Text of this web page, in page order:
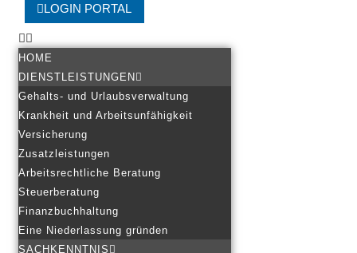
LOGIN PORTAL
HOME
DIENSTLEISTUNGEN
Gehalts- und Urlaubsverwaltung
Krankheit und Arbeitsunfähigkeit
Versicherung
Zusatzleistungen
Arbeitsrechtliche Beratung
Steuerberatung
Finanzbuchhaltung
Eine Niederlassung gründen
SACHKENNTNIS